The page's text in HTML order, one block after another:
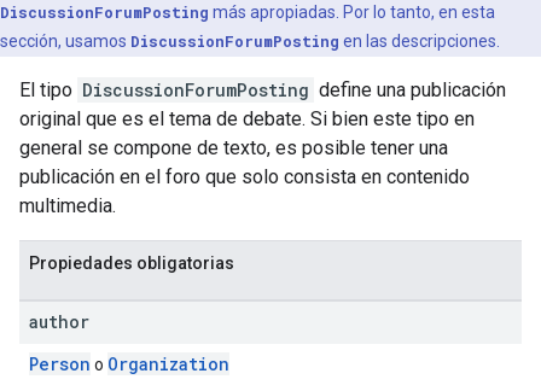
DiscussionForumPosting más apropiadas. Por lo tanto, en esta
sección, usamos DiscussionForumPosting en las descripciones.
El tipo DiscussionForumPosting define una publicación
original que es el tema de debate. Si bien este tipo en
general se compone de texto, es posible tener una
publicación en el foro que solo consista en contenido
multimedia.
Propiedades obligatorias
author
Person o Organization